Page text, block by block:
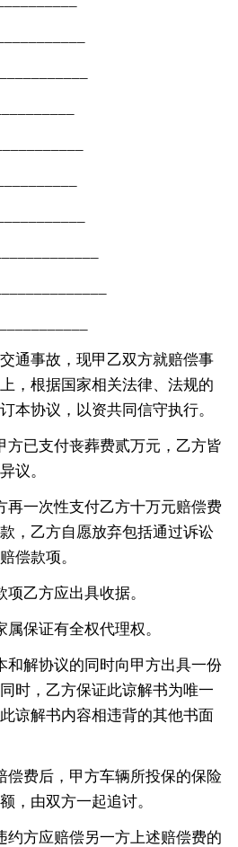
通事故，现甲乙双方就赔偿事
，根据国家相关法律、法规的
本协议，以资共同信守执行。
方已支付丧葬费贰万元，乙方皆
议。
再一次性支付乙方十万元赔偿费
，乙方自愿放弃包括通过诉讼
偿款项。
乙方应出具收据。
保证有全权代理权。
和解协议的同时向甲方出具一份
时，乙方保证此谅解书为唯一
谅解书内容相违背的其他书面
偿费后，甲方车辆所投保的保险
，由双方一起追讨。
约方应赔偿另一方上述赔偿费的